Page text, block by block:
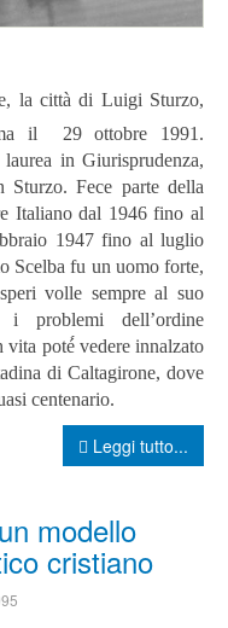
la città di Luigi Sturzo,
il 29 ottobre 1991.
in Giurisprudenza,
Sturzo. Fece parte della
Italiano dal 1946 fino al
1947 fino al luglio
Scelba fu un uomo forte,
volle sempre al suo
i problemi dell’ordine
vita poté́ vedere innalzato
di Caltagirone, dove
centenario.
Leggi tutto...
modello
cristiano